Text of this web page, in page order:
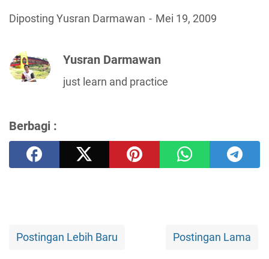
Diposting Yusran Darmawan Mei 19, 2009
Yusran Darmawan
just learn and practice
Berbagi :
Postingan Lebih Baru Postingan Lama